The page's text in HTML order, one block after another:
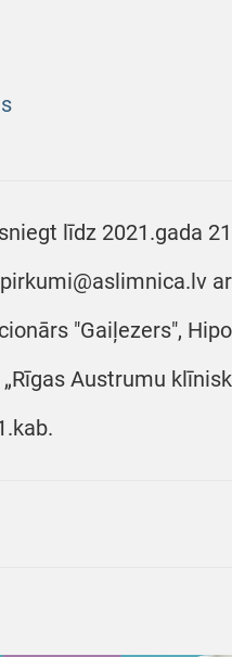
līdz 2021.gada
"Gaiļezers",
Austrumu